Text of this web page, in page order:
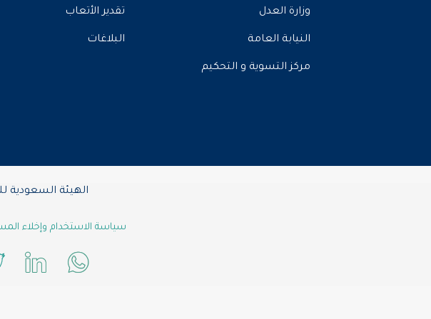
وزارة العدل
النيابة العامة
مركز التسوية و التحكيم
تقدير الأتعاب
البلاغات
الهيئة السعودية
سياسة الاستخدام وإخلاء